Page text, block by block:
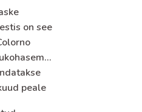
on see
peale